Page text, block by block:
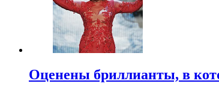
Оценены бриллианты, в